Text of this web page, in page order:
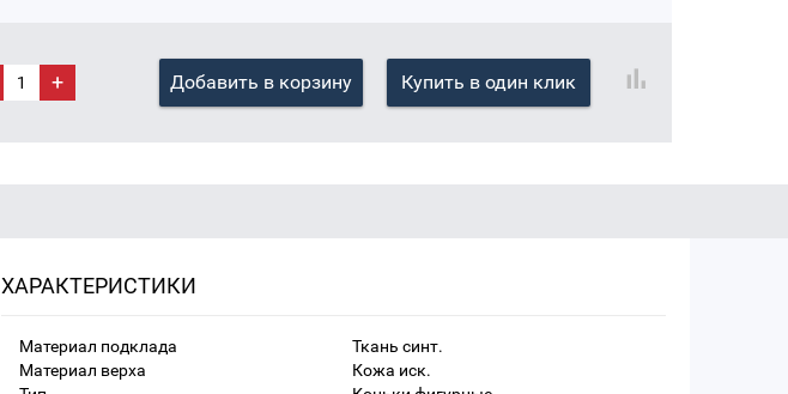
+ Добавить в корзину Купить в один клик
ХАРАКТЕРИСТИКИ
Материал подклада
Ткань синт.
Материал верха
Кожа иск.